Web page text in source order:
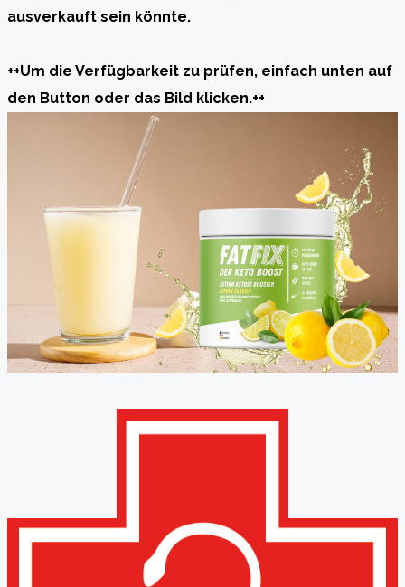
ausverkauft sein könnte.
++Um die Verfügbarkeit zu prüfen, einfach unten auf
den Button oder das Bild klicken.++